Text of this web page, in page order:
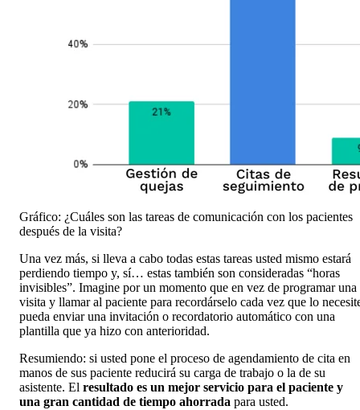
Gráfico: ¿Cuáles son las tareas de comunicación con los pacientes
después de la visita?
Una vez más, si lleva a cabo todas estas tareas usted mismo estará
perdiendo tiempo y, sí… estas también son consideradas “horas
invisibles”. Imagine por un momento que en vez de programar una
visita y llamar al paciente para recordárselo cada vez que lo
pueda enviar una invitación o recordatorio automático con una
plantilla que ya hizo con anterioridad.
Resumiendo: si usted pone el proceso de agendamiento de cita en
manos de sus paciente reducirá su carga de trabajo o la de su
asistente. El resultado es un mejor servicio para el paciente y
una gran cantidad de tiempo ahorrada para usted.